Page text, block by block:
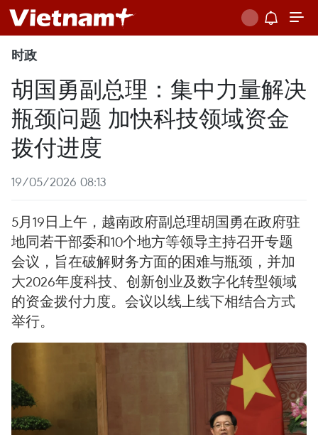
时政
胡国勇副总理：集中力量解决
瓶颈问题 加快科技领域资金
拨付进度
19/05/2026 08:13
5月19日上午，越南政府副总理胡国勇在政府驻
地同若干部委和10个地方等领导主持召开专题
会议，旨在破解财务方面的困难与瓶颈，并加
大2026年度科技、创新创业及数字化转型领域
的资金拨付力度。会议以线上线下相结合方式
举行。